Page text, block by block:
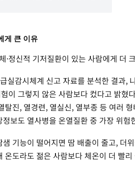
게 큰 이유
정신적 기저질환이 있는 사람에게 더
감시체계 신고 자료를 분석한 결과,
이 그렇지 않은 사람보다 컸다고 밝혔
진, 열경련, 열실신, 열부종 등 여러
보도 열사병을 온열질환 중 가장 위험
기능이 떨어지면 땀 배출이 줄고, 더
도라도 젊은 사람보다 체온이 더 빨